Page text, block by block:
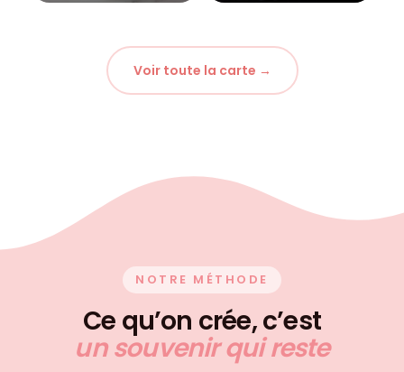
Voir toute la carte →
NOTRE MÉTHODE
Ce qu’on crée, c’est
un souvenir qui reste